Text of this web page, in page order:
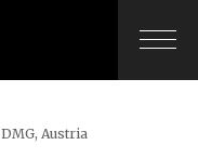
DMG, Austria